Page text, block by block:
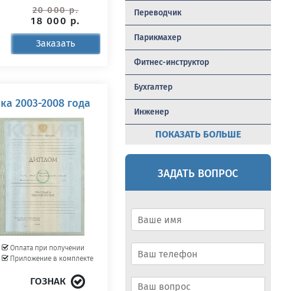
20 000 р.
18 000 р.
Заказать
2003-2008 года
Оплата при получении
Приложение в комплекте
ГОЗНАК
Переводчик
Парикмахер
Фитнес-инструктор
Бухгалтер
Инженер
ПОКАЗАТЬ БОЛЬШЕ
ЗАДАТЬ ВОПРОС